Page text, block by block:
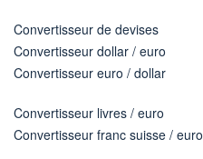
Convertisseur de devises
Convertisseur dollar / euro
Convertisseur euro / dollar
Convertisseur livres / euro
Convertisseur franc suisse / euro